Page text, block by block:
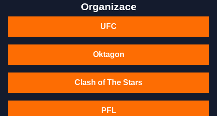
Organizace
UFC
Oktagon
Clash of The Stars
PFL